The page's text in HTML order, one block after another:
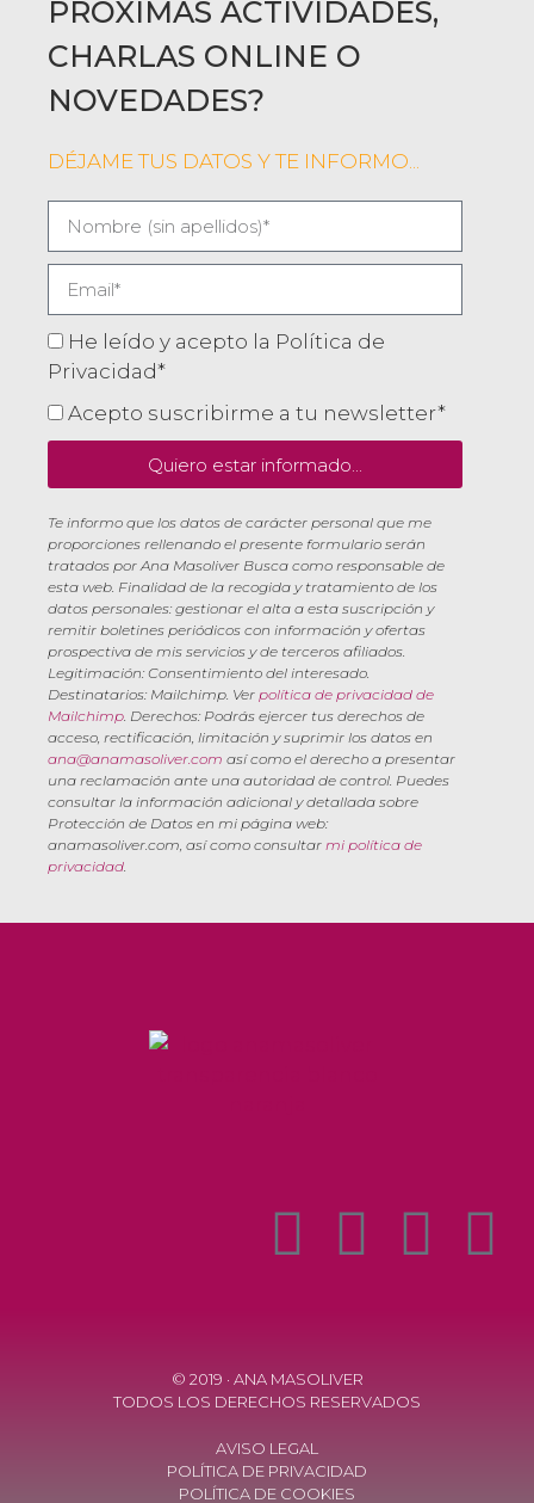
PRÓXIMAS ACTIVIDADES,
CHARLAS ONLINE O
NOVEDADES?
DÉJAME TUS DATOS Y TE INFORMO...
He leído y acepto la Política de
Privacidad*
Acepto suscribirme a tu newsletter*
Quiero estar informado...
Te informo que los datos de carácter personal que me
proporciones rellenando el presente formulario serán
tratados por Ana Masoliver Busca como responsable de
esta web. Finalidad de la recogida y tratamiento de los
datos personales: gestionar el alta a esta suscripción y
remitir boletines periódicos con información y ofertas
prospectiva de mis servicios y de terceros afiliados.
Legitimación: Consentimiento del interesado.
Destinatarios: Mailchimp. Ver política de privacidad de
Mailchimp. Derechos: Podrás ejercer tus derechos de
acceso, rectificación, limitación y suprimir los datos en
ana@anamasoliver.com así como el derecho a presentar
una reclamación ante una autoridad de control. Puedes
consultar la información adicional y detallada sobre
Protección de Datos en mi página web:
anamasoliver.com, así como consultar mi política de
privacidad.
© 2019 · ANA MASOLIVER
TODOS LOS DERECHOS RESERVADOS
AVISO LEGAL
POLÍTICA DE PRIVACIDAD
POLÍTICA DE COOKIES